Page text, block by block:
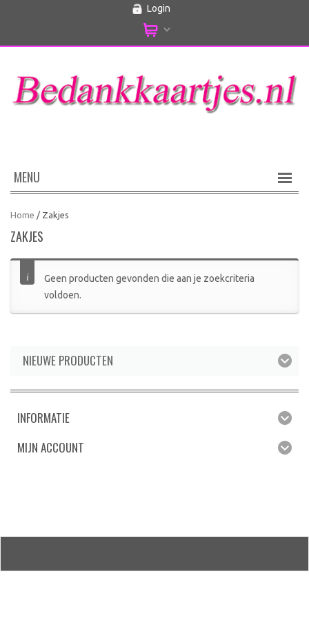
Login
MENU
Home / Zakjes
ZAKJES
Geen producten gevonden die aan je zoekcriteria
voldoen.
NIEUWE PRODUCTEN
INFORMATIE
MIJN ACCOUNT